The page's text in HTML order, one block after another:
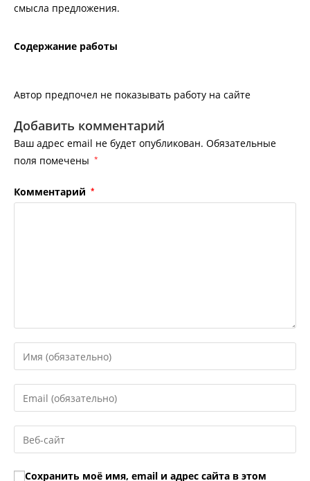
смысла предложения.
Содержание работы
Автор предпочел не показывать работу на сайте
Добавить комментарий
Ваш адрес email не будет опубликован. Обязательные
поля помечены *
Комментарий *
Введите
свое
имя
или
пользователя,
чтобы
прокомментировать
Введите
свой
email-
адрес,
Введите
URL
вашего
Сохранить моё имя, email и адрес сайта в этом